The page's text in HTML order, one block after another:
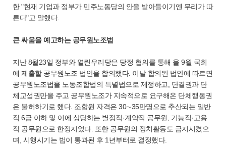
한 "현재 기업과 정부가 민주노동당의 안을 받아들이기엔 무리가 따
른다"고 말했다.
큰 싸움을 예고하는 공무원노조법
지난 8월23일 정부와 열린우리당은 당정 협의를 통해 올 9월 국회
에 제출할 공무원노조 법안을 합의했다. 이날 합의된 법안에 따르면
공무원노조법을 노동조합법의 특별법으로 제정하고, 단결권과 단
체교섭권만을 주고 공무원노조가 지속적으로 요구해온 단체행동권
은 불허하기로 했다. 조합원 자격은 30∼35만명으로 추산되는 일반
직 6급 이하 및 이에 상당하는 별정직·계약직 공무원, 기능직·고용
직 공무원으로 한정지었다. 또한 공무원의 정치활동도 금지시켰으
며, 시행시기는 법이 통과된 후 1년부터로 결정했다.